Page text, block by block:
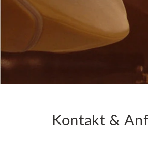
Kontakt &